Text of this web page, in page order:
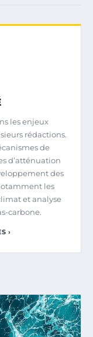
les enjeux
rédactions.
de
d’atténuation
des
les
et analyse
carbone.
›